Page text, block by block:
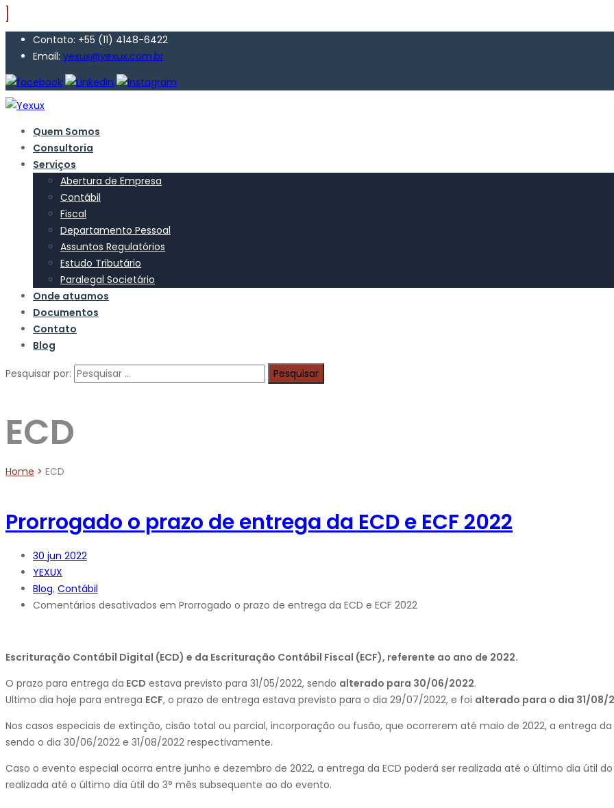
Contato: +55 (11) 4148-6422
Email: yexux@yexux.com.br
Quem Somos
Consultoria
Serviços
Abertura de Empresa
Contábil
Fiscal
Departamento Pessoal
Assuntos Regulatórios
Estudo Tributário
Paralegal Societário
Onde atuamos
Documentos
Contato
Blog
Pesquisar por:
ECD
Home > ECD
Prorrogado o prazo de entrega da ECD e ECF 2022
30 jun 2022
YEXUX
Blog, Contábil
Comentários desativados em Prorrogado o prazo de entrega da ECD e ECF 2022
Escrituração Contábil Digital (ECD) e da Escrituração Contábil Fiscal (ECF), referente ao ano de 2022.
O prazo para entrega da ECD estava previsto para 31/05/2022, sendo alterado para 30/06/2022.
Ultimo dia hoje para entrega ECF, o prazo de entrega estava previsto para o dia 29/07/2022, e foi alterado para o dia 31/08/
Nos casos especiais de extinção, cisão total ou parcial, incorporação ou fusão, que ocorrerem até maio de 2022, a entrega
sendo o dia 30/06/2022 e 31/08/2022 respectivamente.
Caso o evento especial ocorra entre junho e dezembro de 2022, a entrega da ECD poderá ser realizada até o último dia útil
realizada até o último dia útil do 3° mês subsequente ao do evento.